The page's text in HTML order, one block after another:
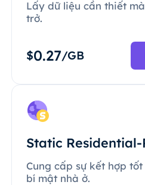
Lấy dữ liệu cần thiết
trở.
$0.27/GB
Static
Cung cấp sự kết hợp
bí mật nhà ở.